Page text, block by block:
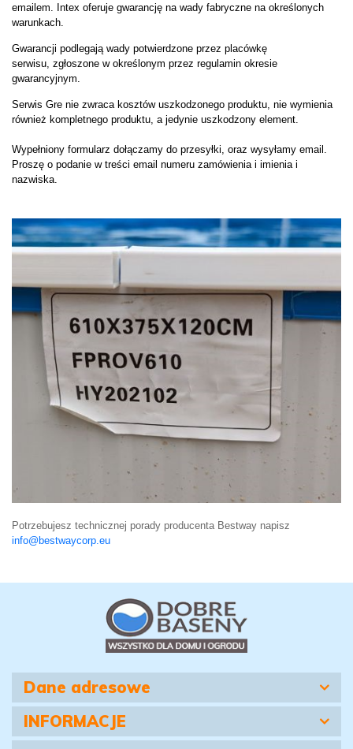
emailem.
Intex oferuje gwarancję na wady fabryczne na określonych
warunkach.
Gwarancji podlegają wady potwierdzone przez placówkę
serwisu, zgłoszone w określonym przez regulamin okresie
gwarancyjnym.
Serwis Gre nie zwraca kosztów uszkodzonego produktu, nie wymienia
również kompletnego produktu, a jedynie uszkodzony element.
Wypełniony formularz dołączamy do przesyłki, oraz wysyłamy email.
Proszę o podanie w treści email numeru zamówienia i imienia i
nazwiska.
Potrzebujesz technicznej porady producenta Bestway napisz
info@bestwaycorp.eu
Dane adresowe
INFORMACJE